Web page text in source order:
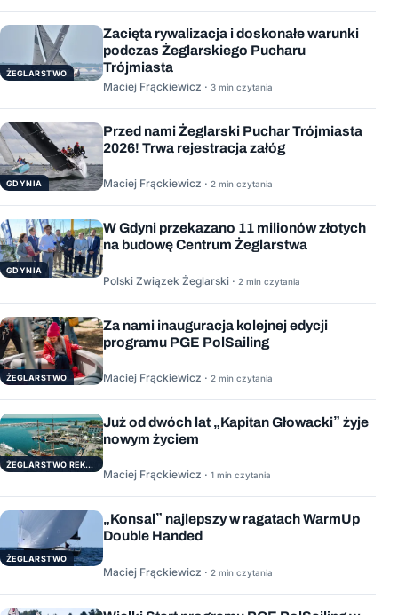
ŻEGLARSTWO
Zacięta rywalizacja i doskonałe warunki
podczas Żeglarskiego Pucharu
Trójmiasta
Maciej Frąckiewicz · 3 min czytania
GDYNIA
Przed nami Żeglarski Puchar Trójmiasta
2026! Trwa rejestracja załóg
Maciej Frąckiewicz · 2 min czytania
GDYNIA
W Gdyni przekazano 11 milionów złotych
na budowę Centrum Żeglarstwa
Polski Związek Żeglarski · 2 min czytania
ŻEGLARSTWO
Za nami inauguracja kolejnej edycji
programu PGE PolSailing
Maciej Frąckiewicz · 2 min czytania
ŻEGLARSTWO REKERACYJNE
Już od dwóch lat „Kapitan Głowacki” żyje
nowym życiem
Maciej Frąckiewicz · 1 min czytania
ŻEGLARSTWO
„Konsal” najlepszy w ragatach WarmUp
Double Handed
Maciej Frąckiewicz · 2 min czytania